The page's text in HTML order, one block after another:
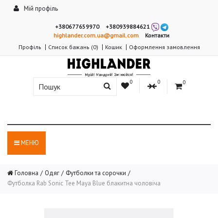
Мій профіль
+380677659970
+380939884621
highlander.com.ua@gmail.com
Контакти
Профіль
Список бажань (0) Кошик Оформлення замовлення
0 0 0
МЕНЮ
Головна Одяг
Футболки та сорочки
Футболка Rab Sonic Tee Maya Blue блакитна чоловіча